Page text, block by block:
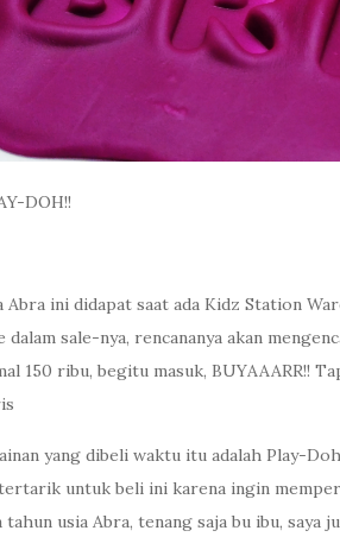
DOH!!
ini didapat saat ada Kidz Station
dalam sale-nya, rencananya akan
150 ribu, begitu masuk, BUYAAARR!!
yang dibeli waktu itu adalah Play-
untuk beli ini karena ingin
tahun usia Abra, tenang saja bu ibu, saya